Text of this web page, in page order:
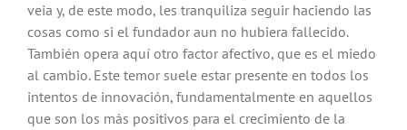
veia y, de este modo, les tranquiliza seguir haciendo las
cosas como si el fundador aun no hubiera fallecido.
También opera aquí otro factor afectivo, que es el miedo
al cambio. Este temor suele estar presente en todos los
intentos de innovación, fundamentalmente en aquellos
que son los más positivos para el crecimiento de la